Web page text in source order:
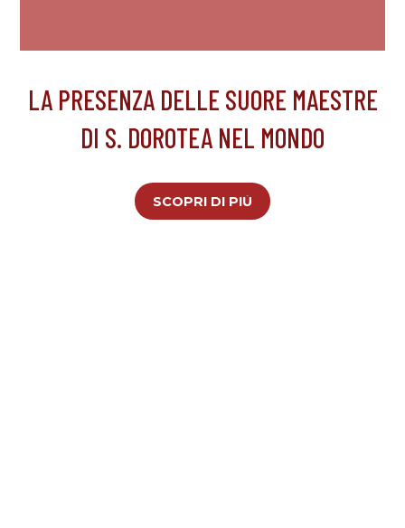
LA PRESENZA DELLE SUORE MAESTRE
DI S. DOROTEA NEL MONDO
SCOPRI DI PIÙ